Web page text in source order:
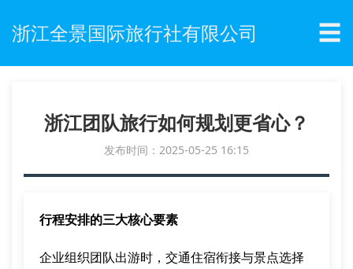
浙江全景国际旅行社有限公司 ☰
浙江团队旅行如何规划更省心？
发布时间：2025-05-25 16:15
行程安排的三大核心要素
企业组织团队出游时，交通住宿衔接与景点选择